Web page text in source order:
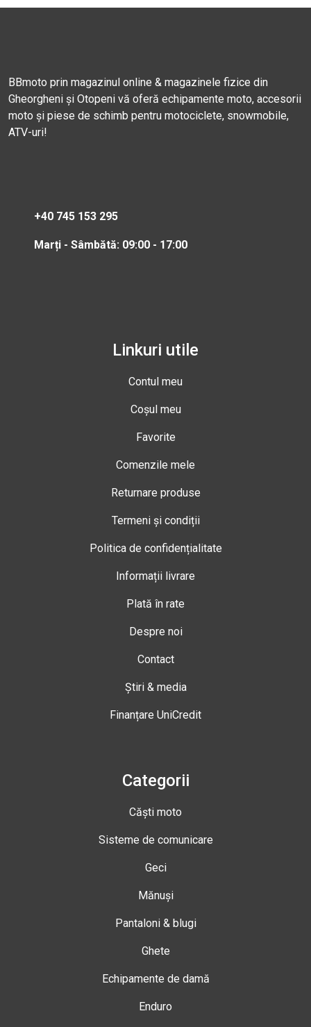
BBmoto prin magazinul online & magazinele fizice din
Gheorgheni și Otopeni vă oferă echipamente moto, accesorii
moto și piese de schimb pentru motociclete, snowmobile,
ATV-uri!
+40 745 153 295
Marți - Sâmbătă: 09:00 - 17:00
Linkuri utile
Contul meu
Coșul meu
Favorite
Comenzile mele
Returnare produse
Termeni și condiții
Politica de confidențialitate
Informații livrare
Plată în rate
Despre noi
Contact
Știri & media
Finanțare UniCredit
Categorii
Căști moto
Sisteme de comunicare
Geci
Mănuși
Pantaloni & blugi
Ghete
Echipamente de damă
Enduro